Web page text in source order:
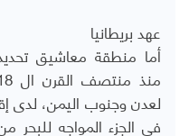
عهد بريطانيا
أما منطقة معاشيق
لعدن وجنوب اليمن، لدى
في الجزء المواجه